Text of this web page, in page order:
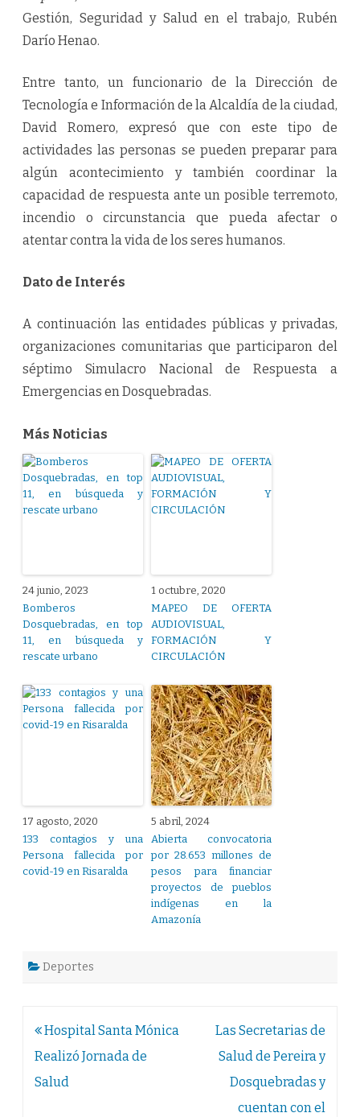
Gestión, Seguridad y Salud en el trabajo, Rubén
Darío Henao.
Entre tanto, un funcionario de la Dirección de
Tecnología e Información de la Alcaldía de la ciudad,
David Romero, expresó que con este tipo de
actividades las personas se pueden preparar para
algún acontecimiento y también coordinar la
capacidad de respuesta ante un posible terremoto,
incendio o circunstancia que pueda afectar o
atentar contra la vida de los seres humanos.
Dato de Interés
A continuación las entidades públicas y privadas,
organizaciones comunitarias que participaron del
séptimo Simulacro Nacional de Respuesta a
Emergencias en Dosquebradas.
Más Noticias
24 junio, 2023
Bomberos
Dosquebradas, en top
11, en búsqueda y
rescate urbano
1 octubre, 2020
MAPEO DE OFERTA
AUDIOVISUAL,
FORMACIÓN Y
CIRCULACIÓN
17 agosto, 2020
133 contagios y una
Persona fallecida por
covid-19 en Risaralda
5 abril, 2024
Abierta convocatoria
por 28.653 millones de
pesos para financiar
proyectos de pueblos
indígenas en la
Amazonía
Deportes
Navegación
de
entradas
Hospital Santa Mónica
Realizó Jornada de
Salud
Las Secretarias de
Salud de Pereira y
Dosquebradas y
cuentan con el